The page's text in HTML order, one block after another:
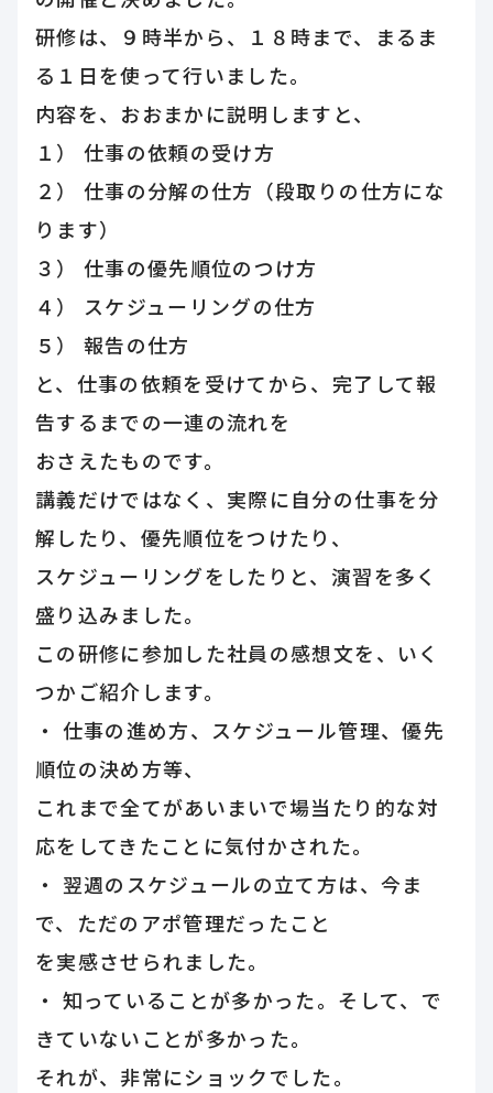
研修は、９時半から、１８時まで、まるま
る１日を使って行いました。
内容を、おおまかに説明しますと、
１） 仕事の依頼の受け方
２） 仕事の分解の仕方（段取りの仕方にな
ります）
３） 仕事の優先順位のつけ方
４） スケジューリングの仕方
５） 報告の仕方
と、仕事の依頼を受けてから、完了して報
告するまでの一連の流れを
おさえたものです。
講義だけではなく、実際に自分の仕事を分
解したり、優先順位をつけたり、
スケジューリングをしたりと、演習を多く
盛り込みました。
この研修に参加した社員の感想文を、いく
つかご紹介します。
・ 仕事の進め方、スケジュール管理、優先
順位の決め方等、
これまで全てがあいまいで場当たり的な対
応をしてきたことに気付かされた。
・ 翌週のスケジュールの立て方は、今ま
で、ただのアポ管理だったこと
を実感させられました。
・ 知っていることが多かった。そして、で
きていないことが多かった。
それが、非常にショックでした。